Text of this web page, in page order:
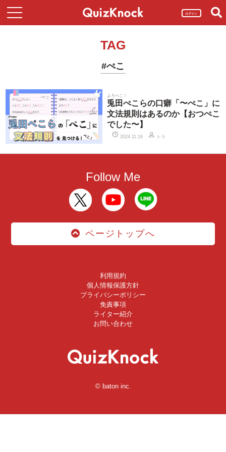
ログイン
TAG
#ぺこ
よろぺこ！
兎田ぺこらの口癖「〜ぺこ」に
文法規則はあるのか【おつぺこ
でした〜】
2024.11.16 トラ
Follow Me
ページトップへ
利用規約
個人情報保護方針
プライバシーポリシー
免責事項
ライター紹介
お問い合わせ
© baton inc.